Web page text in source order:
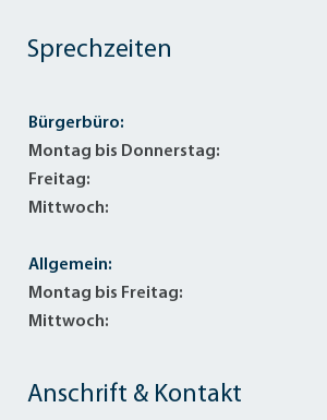
Anschrift & Kontakt
Sprechzeiten
Bürgerbüro:
Montag bis Donnerstag:
Freitag:
Mittwoch:
Allgemein:
Montag bis Freitag:
Mittwoch: